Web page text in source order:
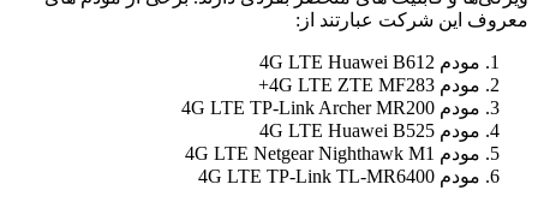
معروف این شرکت عبارتند از:
مودم 4G LTE Huawei B612
مودم 4G LTE ZTE MF283+
مودم 4G LTE TP-Link Archer MR200
مودم 4G LTE Huawei B525
مودم 4G LTE Netgear Nighthawk M1
مودم 4G LTE TP-Link TL-MR6400